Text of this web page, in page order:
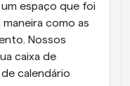
um espaço que foi
como as
Nossos
caixa de
calendário